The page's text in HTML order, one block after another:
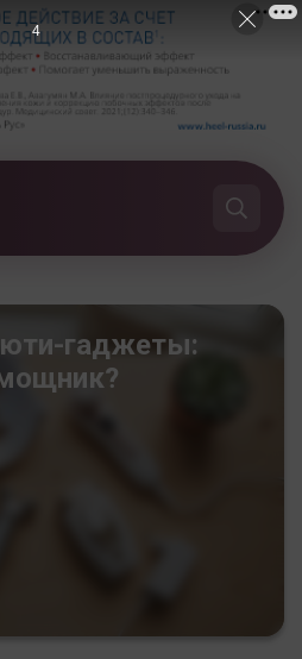
гаджеты:
3